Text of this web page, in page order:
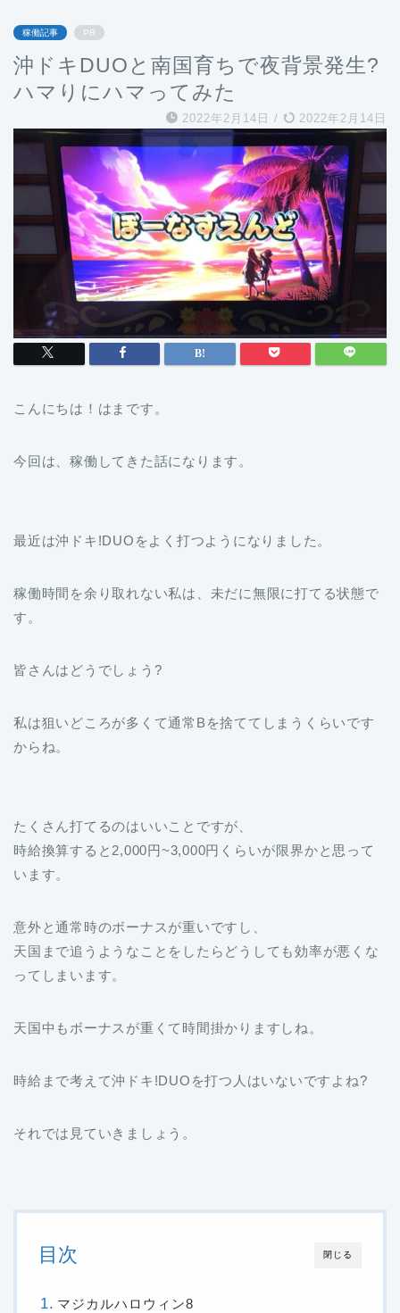
稼働記事 PR
沖ドキDUOと南国育ちで夜背景発生?
ハマりにハマってみた
2022年2月14日 / 2022年2月14日
こんにちは！はまです。
今回は、稼働してきた話になります。
最近は沖ドキ!DUOをよく打つようになりました。
稼働時間を余り取れない私は、未だに無限に打てる状態で
す。
皆さんはどうでしょう?
私は狙いどころが多くて通常Bを捨ててしまうくらいです
からね。
たくさん打てるのはいいことですが、
時給換算すると2,000円~3,000円くらいが限界かと思って
います。
意外と通常時のボーナスが重いですし、
天国まで追うようなことをしたらどうしても効率が悪くな
ってしまいます。
天国中もボーナスが重くて時間掛かりますしね。
時給まで考えて沖ドキ!DUOを打つ人はいないですよね?
それでは見ていきましょう。
閉じる
目次
マジカルハロウィン8